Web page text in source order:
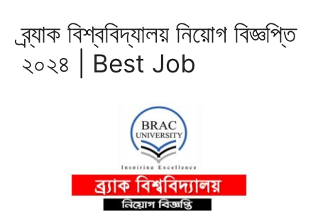
ব্র্যাক বিশ্ববিদ্যালয় নিয়োগ বিজ্ঞপ্তি
২০২৪ | Best Job